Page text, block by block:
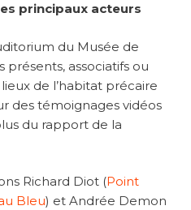
principaux acteurs
du Musée de
présents, associatifs ou
de l’habitat précaire
des témoignages vidéos
du rapport de la
Richard Diot (Point
Bleu) et Andrée Demon